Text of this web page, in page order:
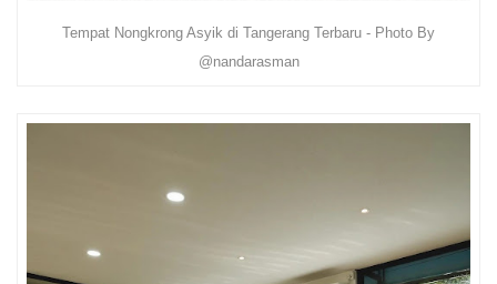
Tempat Nongkrong Asyik di Tangerang Terbaru - Photo By
@nandarasman